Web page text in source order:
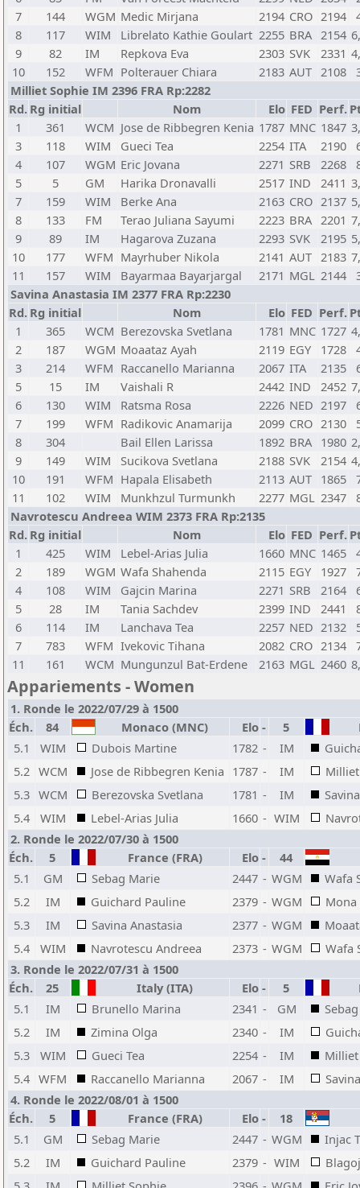
7
144 WGM Medic Mirjana 2194 CRO 2194
8
117 WIM Librelato Kathie Goulart 2255 BRA 2154
9
82 IM Repkova Eva 2303 SVK 2331
10
152 WFM Polterauer Chiara 2183 AUT 2108
Milliet Sophie IM 2396 FRA Rp:2282
Rd. Rg initial Nom Elo FED Perf.
1
361 WCM Jose de Ribbegren Kenia 1787 MNC 1847
3
118 WIM Gueci Tea 2254 ITA 2190
4
107 WGM Eric Jovana 2271 SRB 2268
5
5 GM Harika Dronavalli 2517 IND 2411
7
159 WIM Berke Ana 2163 CRO 2137
8
133 FM Terao Juliana Sayumi 2223 BRA 2201
9
89 IM Hagarova Zuzana 2293 SVK 2195
10
177 WFM Mayrhuber Nikola 2141 AUT 2183
11
157 WIM Bayarmaa Bayarjargal 2171 MGL 2144
Savina Anastasia IM 2377 FRA Rp:2230
Rd. Rg initial Nom Elo FED Perf.
1
365 WCM Berezovska Svetlana 1781 MNC 1727
2
187 WGM Moaataz Ayah 2119 EGY 1728
3
214 WFM Raccanello Marianna 2067 ITA 2135
5
15 IM Vaishali R 2442 IND 2452
6
130 WIM Ratsma Rosa 2226 NED 2197
7
199 WFM Radikovic Anamarija 2099 CRO 2130
8
304 Bail Ellen Larissa 1892 BRA 1980
9
149 WIM Sucikova Svetlana 2188 SVK 2154
10
191 WFM Hapala Elisabeth 2113 AUT 1865
11
102 WIM Munkhzul Turmunkh 2277 MGL 2347
Navrotescu Andreea WIM 2373 FRA Rp:2135
Rd. Rg initial Nom Elo FED Perf.
1
425 WIM Lebel-Arias Julia 1660 MNC 1465
2
189 WGM Wafa Shahenda 2115 EGY 1927
4
108 WIM Gajcin Marina 2271 SRB 2164
5
28 IM Tania Sachdev 2399 IND 2441
6
114 IM Lanchava Tea 2257 NED 2132
7
783 WFM Ivekovic Tihana 2082 CRO 2134
11
161 WCM Mungunzul Bat-Erdene 2163 MGL 2460
Appariements - Women
1. Ronde le 2022/07/29 à 1500
Éch.
84 Monaco (MNC) Elo - 5
5.1
WIM Dubois Martine 1782 - IM
5.2 WCM Jose de Ribbegren Kenia 1787 - IM
5.3 WCM Berezovska Svetlana 1781 - IM
5.4
WIM Lebel-Arias Julia 1660 - WIM
2. Ronde le 2022/07/30 à 1500
Éch.
5 France (FRA) Elo - 44
5.1
GM Sebag Marie 2447 - WGM
Wafa
5.2
IM Guichard Pauline 2379 - WGM
Mona
5.3
IM Savina Anastasia 2377 - WGM
5.4
WIM Navrotescu Andreea 2373 - WGM
Wafa
3. Ronde le 2022/07/31 à 1500
Éch.
25 Italy (ITA) Elo - 5
5.1
IM Brunello Marina 2341 - GM
5.2
IM Zimina Olga 2340 - IM
5.3
WIM Gueci Tea 2254 - IM
5.4 WFM Raccanello Marianna 2067 - IM
4. Ronde le 2022/08/01 à 1500
Éch.
5 France (FRA) Elo - 18
5.1
GM Sebag Marie 2447 - WGM
Injac
5.2
IM Guichard Pauline 2379 - WIM